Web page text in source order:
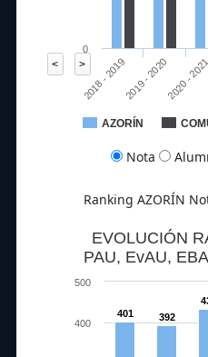
< >
AZORÍN
2018 - 20192019 - 20202020 - 2021
0
Nota
Ranking AZORÍN
EVOLUCIÓN
PAU, EvAU,
401 392
400
500